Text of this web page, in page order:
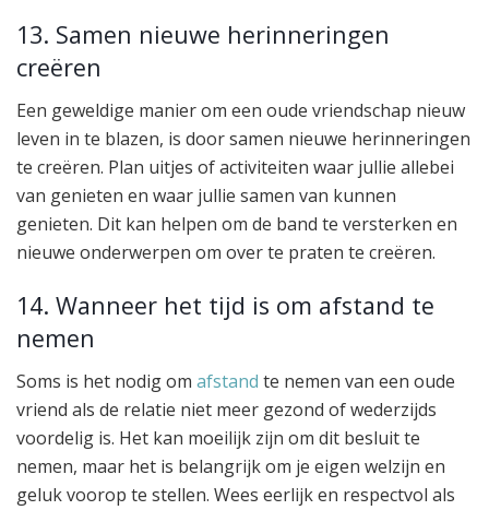
13. Samen nieuwe herinneringen
creëren
Een geweldige manier om een oude vriendschap nieuw
leven in te blazen, is door samen nieuwe herinneringen
te creëren. Plan uitjes of activiteiten waar jullie allebei
van genieten en waar jullie samen van kunnen
genieten. Dit kan helpen om de band te versterken en
nieuwe onderwerpen om over te praten te creëren.
14. Wanneer het tijd is om afstand te
nemen
Soms is het nodig om afstand te nemen van een oude
vriend als de relatie niet meer gezond of wederzijds
voordelig is. Het kan moeilijk zijn om dit besluit te
nemen, maar het is belangrijk om je eigen welzijn en
geluk voorop te stellen. Wees eerlijk en respectvol als